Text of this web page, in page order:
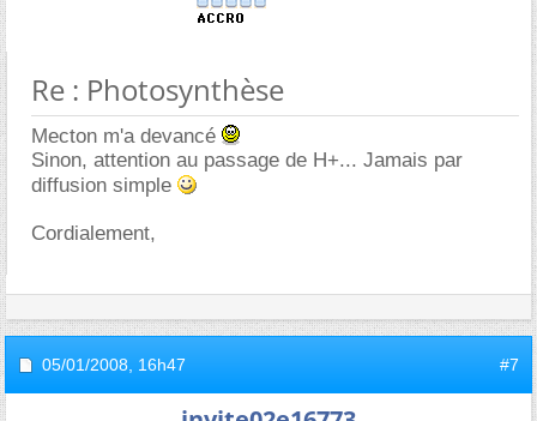
Re : Photosynthèse
Mecton m'a devancé
Sinon, attention au passage de H+... Jamais par
diffusion simple
Cordialement,
05/01/2008, 16h47 #7